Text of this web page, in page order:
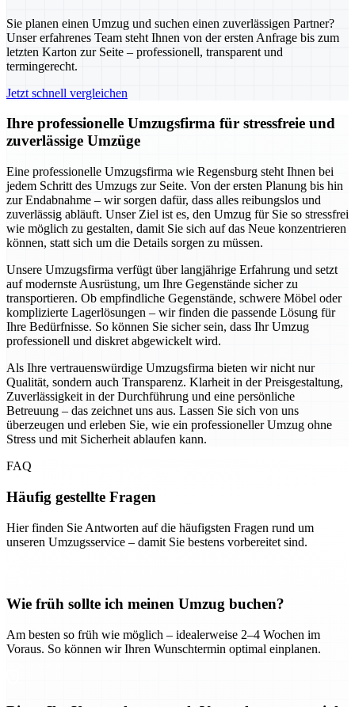
Sie planen einen Umzug und suchen einen zuverlässigen Partner?
Unser erfahrenes Team steht Ihnen von der ersten Anfrage bis zum
letzten Karton zur Seite – professionell, transparent und
termingerecht.
Jetzt schnell vergleichen
Ihre professionelle Umzugsfirma für stressfreie und
zuverlässige Umzüge
Eine professionelle Umzugsfirma wie Regensburg steht Ihnen bei
jedem Schritt des Umzugs zur Seite. Von der ersten Planung bis hin
zur Endabnahme – wir sorgen dafür, dass alles reibungslos und
zuverlässig abläuft. Unser Ziel ist es, den Umzug für Sie so stressfrei
wie möglich zu gestalten, damit Sie sich auf das Neue konzentrieren
können, statt sich um die Details sorgen zu müssen.
Unsere Umzugsfirma verfügt über langjährige Erfahrung und setzt
auf modernste Ausrüstung, um Ihre Gegenstände sicher zu
transportieren. Ob empfindliche Gegenstände, schwere Möbel oder
komplizierte Lagerlösungen – wir finden die passende Lösung für
Ihre Bedürfnisse. So können Sie sicher sein, dass Ihr Umzug
professionell und diskret abgewickelt wird.
Als Ihre vertrauenswürdige Umzugsfirma bieten wir nicht nur
Qualität, sondern auch Transparenz. Klarheit in der Preisgestaltung,
Zuverlässigkeit in der Durchführung und eine persönliche
Betreuung – das zeichnet uns aus. Lassen Sie sich von uns
überzeugen und erleben Sie, wie ein professioneller Umzug ohne
Stress und mit Sicherheit ablaufen kann.
FAQ
Häufig gestellte Fragen
Hier finden Sie Antworten auf die häufigsten Fragen rund um
unseren Umzugsservice – damit Sie bestens vorbereitet sind.
Wie früh sollte ich meinen Umzug buchen?
Am besten so früh wie möglich – idealerweise 2–4 Wochen im
Voraus. So können wir Ihren Wunschtermin optimal einplanen.